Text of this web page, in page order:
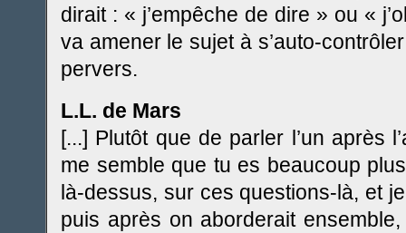
dirait : « j’empêche de dire » ou «
va amener le sujet à s’auto-
pervers.
L.L. de Mars
[...] Plutôt que de parler l’un après
me semble que tu es beaucoup
là-dessus, sur ces questions-là, et
puis après on aborderait